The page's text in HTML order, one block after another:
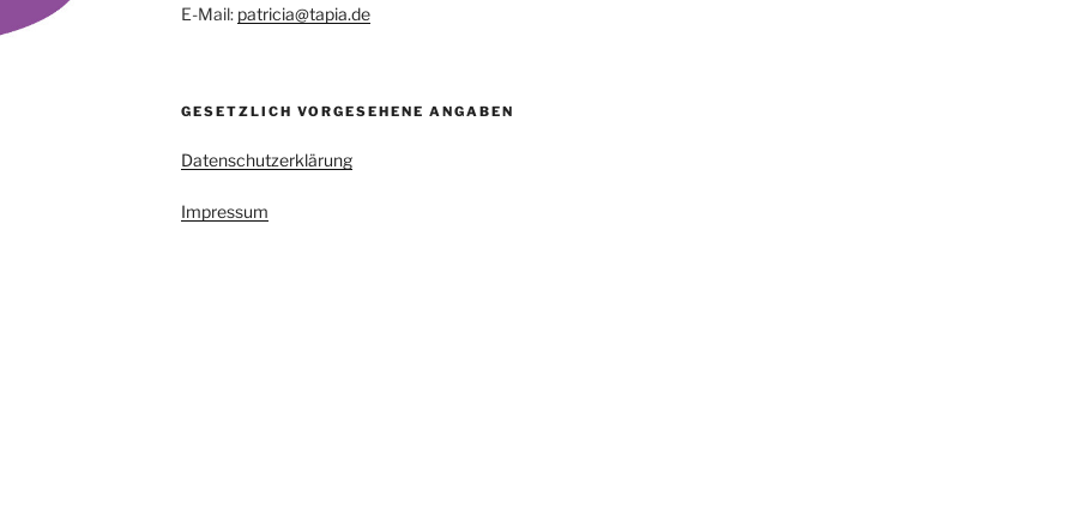
E-Mail: patricia@tapia.de
GESETZLICH VORGESEHENE ANGABEN
Datenschutzerklärung
Impressum